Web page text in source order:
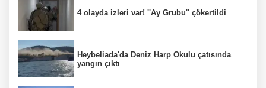
4 olayda izleri var! ''Ay Grubu'' çökertildi
Heybeliada'da Deniz Harp Okulu çatısında
yangın çıktı